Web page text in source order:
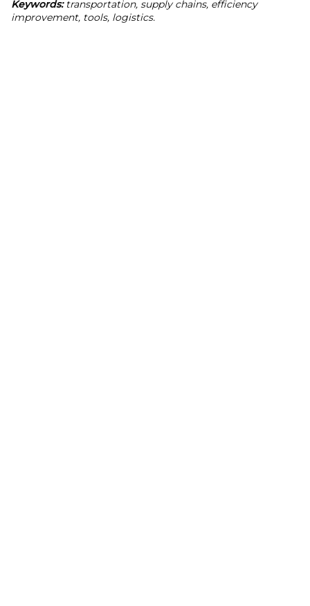
Keywords:transportation, supply chains, efficiency
improvement, tools, logistics.